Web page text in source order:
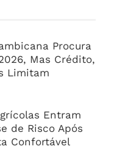
Procura
Mas Crédito,
Limitam
Entram
de Risco Após
Confortável